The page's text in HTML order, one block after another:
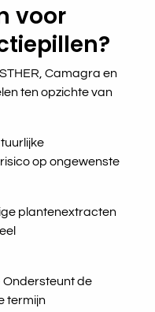
voor
Camagra en
ten opzichte van
op ongewenste
plantenextracten
de
termijn